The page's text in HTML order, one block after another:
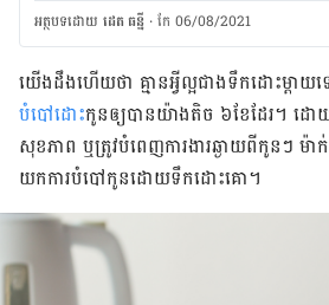
អត្ថបទ​ដោយ ដេត ធន្នី ·កែ 06/08/2021
យើង​ដឹង​ហើយ​ថា គ្មាន​អ្វី​ល្អ​ជាង​ទឹកដោះ​ម្ត
បំបៅ​ដោះ​កូន​ឲ្យ​បាន​យ៉ាង​តិច ៦ខែ​ដែរ។ ដោ
សុខភាព ឬ​ត្រូវ​បំពេញ​ការងារ​ឆ្ងាយ​ពី​កូនៗ ម៉
យក​ការ​បំបៅ​កូន​ដោយ​ទឹកដោះ​គោ។